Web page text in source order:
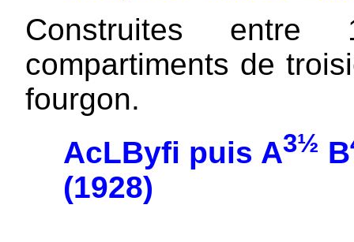
Construites
compartiments de
fourgon.
AcLByfi puis A3½ B
(1928)